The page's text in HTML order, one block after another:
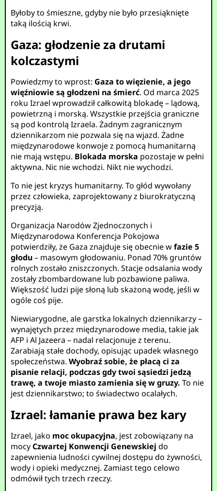
Byłoby to śmieszne, gdyby nie było przesiąknięte
taką ilością krwi.
Gaza: głodzenie za drutami
kolczastymi
Powiedzmy to wprost: Gaza to więzienie, a jego
więźniowie są głodzeni na śmierć. Od marca 2025
roku Izrael wprowadził całkowitą blokadę – lądową,
powietrzną i morską. Wszystkie przejścia graniczne
są pod kontrolą Izraela. Żadnym zagranicznym
dziennikarzom nie pozwala się na wjazd. Żadne
międzynarodowe konwoje z pomocą humanitarną
nie mają wstępu. Blokada morska pozostaje w pełni
aktywna. Nic nie wchodzi. Nikt nie wychodzi.
To nie jest kryzys humanitarny. To głód wywołany
przez człowieka, zaprojektowany z biurokratyczną
precyzją.
Organizacja Narodów Zjednoczonych i
Międzynarodowa Konferencja Pokojowa
potwierdziły, że Gaza znajduje się obecnie wfazie 5
głodu– masowym głodowaniu. Ponad 70% gruntów
rolnych zostało zniszczonych. Stacje odsalania wody
zostały zbombardowane lub pozbawione paliwa.
Większość ludzi pije słoną lub skażoną wodę, jeśli w
ogóle coś pije.
Niewiarygodne, ale garstka lokalnych dziennikarzy –
wynajętych przez międzynarodowe media, takie jak
AFP i Al Jazeera – nadal relacjonuje z terenu.
Zarabiają stałe dochody, opisując upadek własnego
społeczeństwa.Wyobraź sobie, że płacą ci za
pisanie relacji, podczas gdy twoi sąsiedzi jedzą
trawę, a twoje miasto zamienia się w gruzy. To nie
jest dziennikarstwo; to świadectwo ocalałych.
Izrael: łamanie prawa bez kary
Izrael, jako moc okupacyjna, jest zobowiązany na
mocyCzwartej Konwencji Genewskiej do
zapewnienia ludności cywilnej dostępu do żywności,
wody i opieki medycznej. Zamiast tego celowo
odmówił tych trzech rzeczy.